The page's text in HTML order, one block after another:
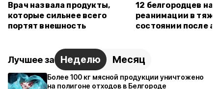
Врач назвала продукты,
которые сильнее всего
портят внешность
12 белгородцев
реанимации в
состоянии после
Лучшее за Неделю Месяц
Более 100 кг мясной продукции уничтожено
на полигоне отходов в Белгороде